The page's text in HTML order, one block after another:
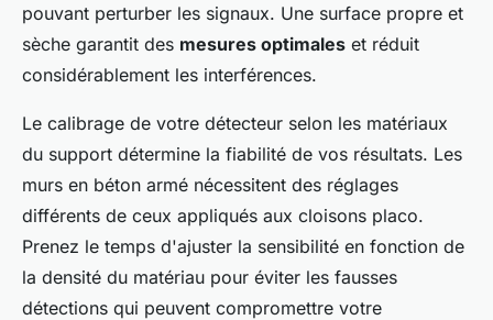
pouvant perturber les signaux. Une surface propre et
sèche garantit des mesures optimales et réduit
considérablement les interférences.
Le calibrage de votre détecteur selon les matériaux
du support détermine la fiabilité de vos résultats. Les
murs en béton armé nécessitent des réglages
différents de ceux appliqués aux cloisons placo.
Prenez le temps d'ajuster la sensibilité en fonction de
la densité du matériau pour éviter les fausses
détections qui peuvent compromettre votre